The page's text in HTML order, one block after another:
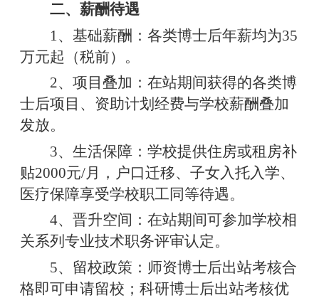
二、薪酬待遇
1、基础薪酬：各类博士后年薪均为35
万元起（税前）。
2、项目叠加：在站期间获得的各类博
士后项目、资助计划经费与学校薪酬叠加
发放。
3、生活保障：学校提供住房或租房补
贴2000元/月，户口迁移、子女入托入学、
医疗保障享受学校职工同等待遇。
4、晋升空间：在站期间可参加学校相
关系列专业技术职务评审认定。
5、留校政策：师资博士后出站考核合
格即可申请留校；科研博士后出站考核优